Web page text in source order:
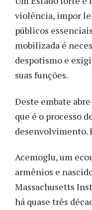
violência, impor
públicos
mobilizada é
despotismo e
suas funções.
Deste embate
que é o processo
desenvolvimento.
Acemoglu, um
armênios e
Massachusetts
há quase três